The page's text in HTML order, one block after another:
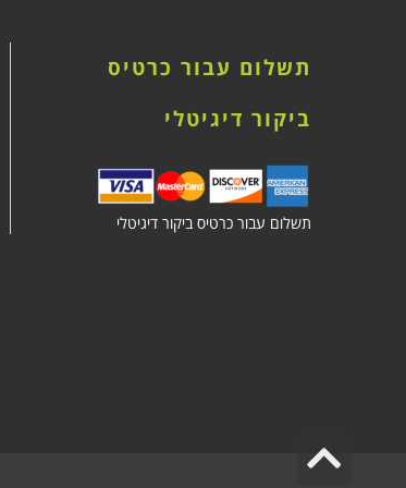
תשלום עבור כרטיס
ביקור דיגיטלי
תשלום עבור כרטיס ביקור דיגיטלי
גלילה